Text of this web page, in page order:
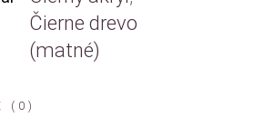
Čierne drevo
(matné)
(0)